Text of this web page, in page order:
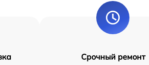
Срочный ремонт